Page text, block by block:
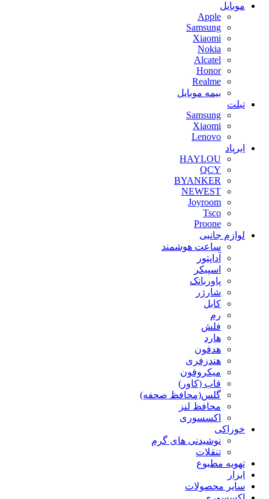
موبایل
Apple
Samsung
Xiaomi
Nokia
Alcatel
Honor
Realme
بیمه موبایل
تبلت
Samsung
Xiaomi
Lenovo
ایرپاد
HAYLOU
QCY
BYANKER
NEWEST
Joyroom
Tsco
Proone
لوازم جانبی
ساعت هوشمند
آداپتور
اسپیکر
پاوربانک
شارژر
کابل
رم
فلش
هارد
هدفون
هندزفری
میکروفون
قاب (کاور)
گلس(محافظ صحفه)
محافظ لنز
اکسسوری
خوراکی
نوشیدنی های گرم
تنقلات
تهویه مطبوع
ابزار
سایر محصولات